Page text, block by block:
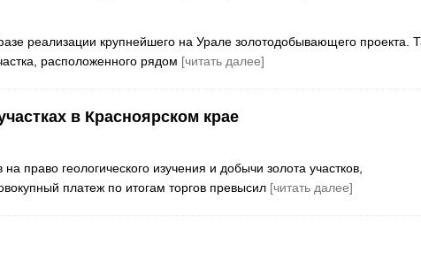
реализации крупнейшего на Урале золотодобывающего проекта.
расположенного рядом [читать далее]
в Красноярском крае
право геологического изучения и добычи золота участков,
платеж по итогам торгов превысил [читать далее]